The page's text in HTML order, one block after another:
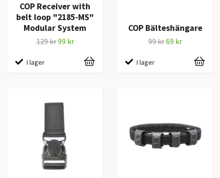
COP Receiver with
belt loop "2185-MS"
Modular System
129 kr99 kr
I lager
COP Bälteshängare
99 kr69 kr
I lager